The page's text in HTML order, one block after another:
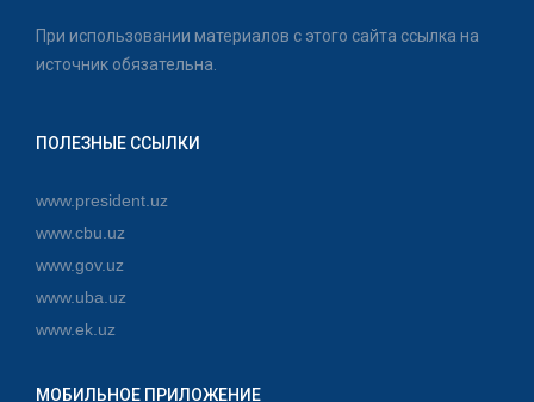
При использовании материалов с этого сайта ссылка на
источник обязательна.
ПОЛЕЗНЫЕ ССЫЛКИ
www.president.uz
www.cbu.uz
www.gov.uz
www.uba.uz
www.ek.uz
МОБИЛЬНОЕ ПРИЛОЖЕНИЕ